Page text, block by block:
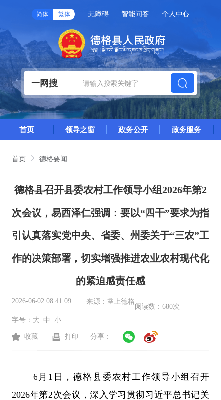
简体 繁体 无障碍 智能问答 个人中心
一网搜
首页 领导之窗 政务公开 政务服务
首页 德格要闻
德格县召开县委农村工作领导小组2026年第2
次会议，易西泽仁强调：要以“四干”要求为指
引认真落实党中央、省委、州委关于“三农”工
作的决策部署，切实增强推进农业农村现代化
的紧迫感责任感
2026-06-02 08:41:09 来源： 掌上德格
阅读数： 680次
字号： 大 中 小
收藏 打印 分享：
6 月 1 日，德格县委农村工作领导小组召开
2026年第2次会议，深入学习贯彻习近平总书记关